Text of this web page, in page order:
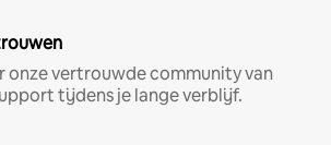
onze vertrouwde community van
tijdens je lange verblijf.